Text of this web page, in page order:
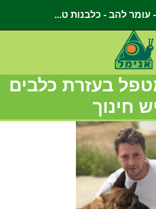
עומר להב - כלבנות ט...
בעזרת כלבים
חינוך